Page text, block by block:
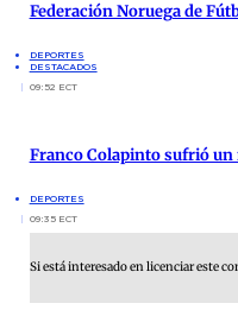
Federación Noruega de
DEPORTES
DESTACADOS
09:52 ECT
Franco Colapinto sufrió un
DEPORTES
09:35 ECT
Si está interesado en licenciar este